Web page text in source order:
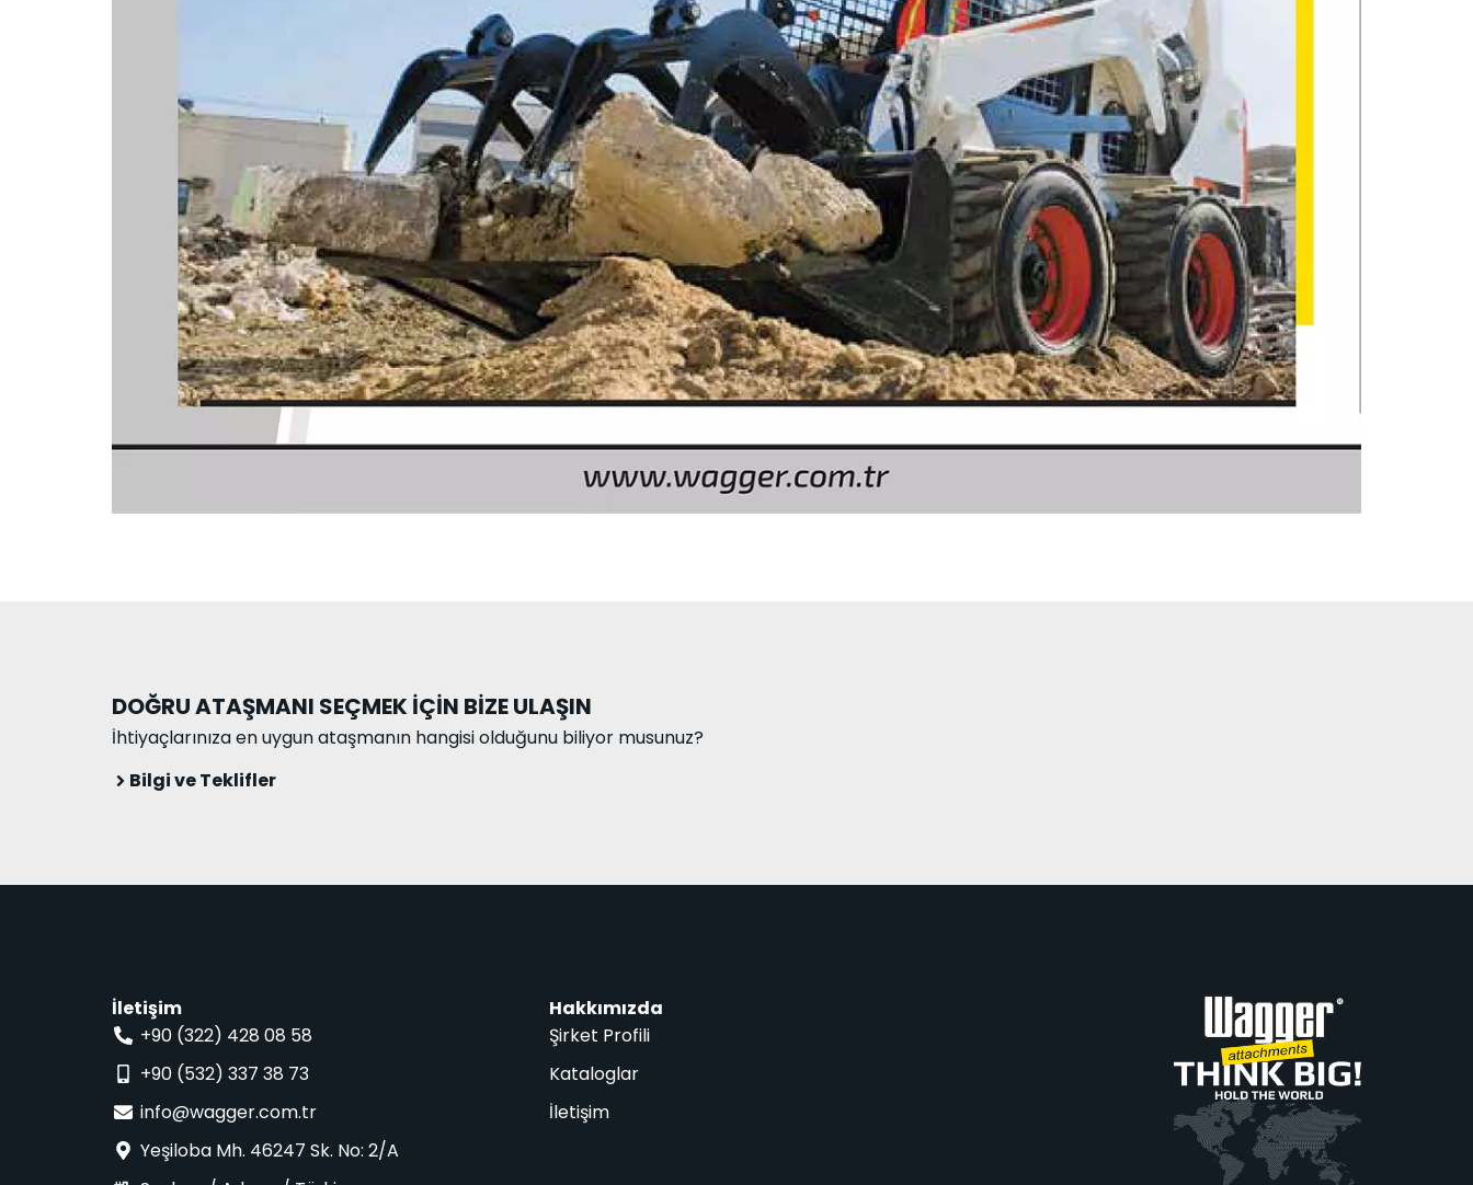
DOĞRU ATAŞMANI SEÇMEK İÇİN BİZE ULAŞIN
İhtiyaçlarınıza en uygun ataşmanın hangisi olduğunu biliyor musunuz?
Bilgi ve Teklifler
İletişim
+90 (322) 428 08 58
+90 (532) 337 38 73
info@wagger.com.tr
Yeşiloba Mh. 46247 Sk. No: 2/A
Hakkımızda
Şirket Profili
Kataloglar
İletişim